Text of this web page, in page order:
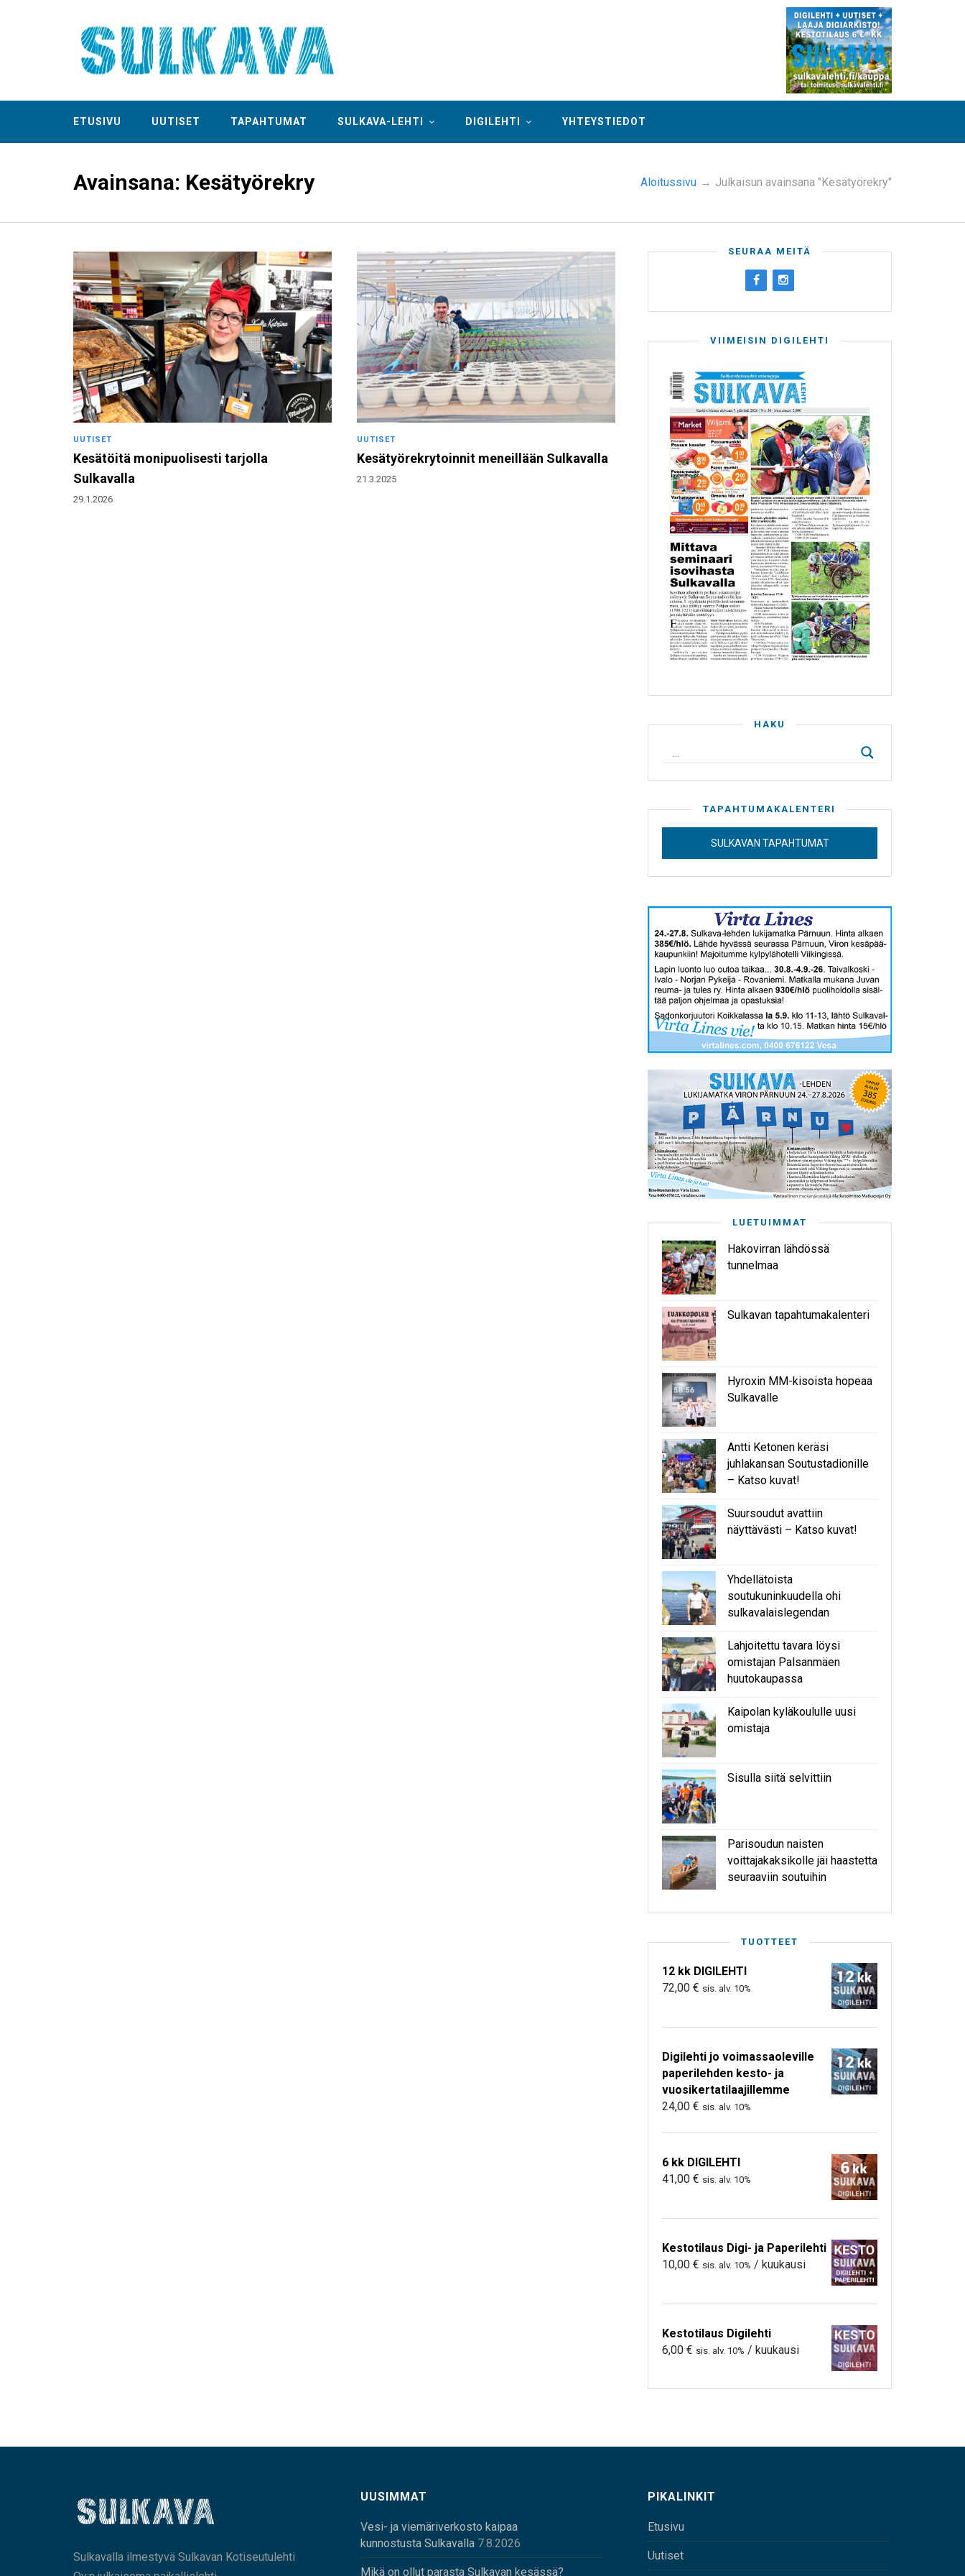
ETUSIVU UUTISET TAPAHTUMAT SULKAVA-LEHTI DIGILEHTI YHTEYSTIEDOT
Avainsana: Kesätyörekry Aloitussivu → Julkaisun avainsana "Kesätyörekry"
UUTISET
Kesätöitä monipuolisesti tarjolla
Sulkavalla
29.1.2026
UUTISET
Kesätyörekrytoinnit meneillään Sulkavalla
21.3.2025
SEURAA MEITÄ
VIIMEISIN DIGILEHTI
HAKU
TAPAHTUMAKALENTERI
SULKAVAN TAPAHTUMAT
LUETUIMMAT
Hakovirran lähdössä
tunnelmaa
Sulkavan tapahtumakalenteri
Hyroxin MM-kisoista hopeaa
Sulkavalle
Antti Ketonen keräsi
juhlakansan Soutustadionille
– Katso kuvat!
Suursoudut avattiin
näyttävästi – Katso kuvat!
Yhdellätoista
soutukuninkuudella ohi
sulkavalaislegendan
Lahjoitettu tavara löysi
omistajan Palsanmäen
huutokaupassa
Kaipolan kyläkoululle uusi
omistaja
Sisulla siitä selvittiin
Parisoudun naisten
voittajakaksikolle jäi haastetta
seuraaviin soutuihin
TUOTTEET
12 kk DIGILEHTI
72,00 € sis. alv. 10%
Digilehti jo voimassaoleville
paperilehden kesto- ja
vuosikertatilaajillemme
24,00 € sis. alv. 10%
6 kk DIGILEHTI
41,00 € sis. alv. 10%
Kestotilaus Digi- ja Paperilehti
10,00 € sis. alv. 10% / kuukausi
Kestotilaus Digilehti
6,00 € sis. alv. 10% / kuukausi
Sulkavalla ilmestyvä Sulkavan Kotiseutulehti
UUSIMMAT
Vesi- ja viemäriverkosto kaipaa
kunnostusta Sulkavalla 7.8.2026
Mikä on ollut parasta Sulkavan kesässä?
PIKALINKIT
Etusivu
Uutiset